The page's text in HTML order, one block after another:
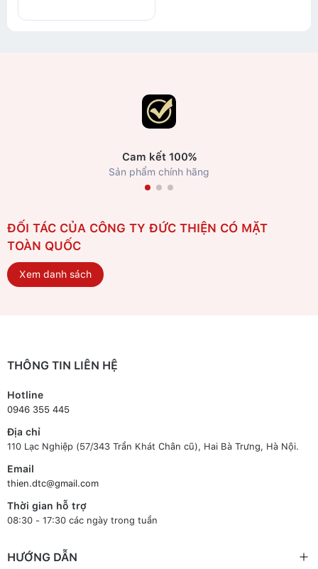
Cam kết 100%
Sản phẩm chính hãng
ĐỐI TÁC CỦA CÔNG TY ĐỨC THIỆN CÓ MẶT
TOÀN QUỐC
Xem danh sách
THÔNG TIN LIÊN HỆ
Hotline
0946 355 445
Địa chỉ
110 Lạc Nghiệp (57/343 Trần Khát Chân cũ), Hai Bà Trưng, Hà Nội.
Email
thien.dtc@gmail.com
Thời gian hỗ trợ
08:30 - 17:30 các ngày trong tuần
HƯỚNG DẪN